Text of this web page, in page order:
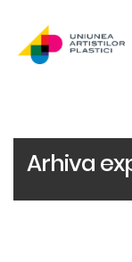
UAP Galerie
Arhiva